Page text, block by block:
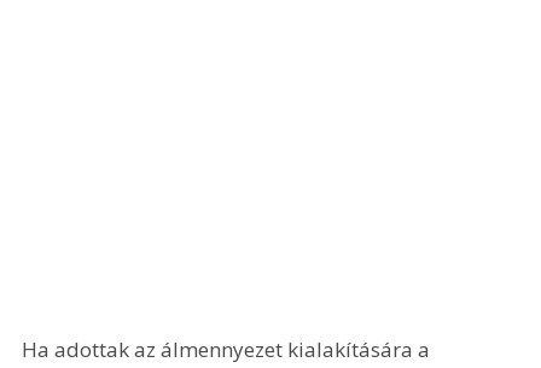
Ha adottak az álmennyezet kialakítására a